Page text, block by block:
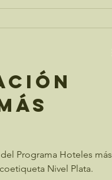
Programa Hoteles más
Nivel Plata.